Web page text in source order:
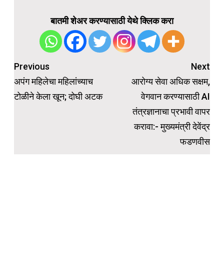
बातमी शेअर करण्यासाठी येथे क्लिक करा
Post
navigation
Previous
अपंग महिलेचा महिलांच्याच
टोळीने केला खून; दोघी अटक
Next
आरोग्य सेवा अधिक सक्षम,
वेगवान करण्यासाठी AI
तंत्रज्ञानाचा प्रभावी वापर
करावा:- मुख्यमंत्री देवेंद्र
फडणवीस